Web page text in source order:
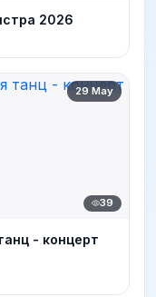
2026
29 May
39
- концерт